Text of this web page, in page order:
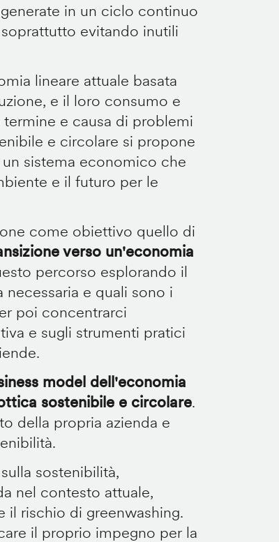
in un ciclo continuo
evitando inutili
lineare attuale basata
e il loro consumo e
e causa di problemi
e circolare si propone
sistema economico che
e il futuro per le
come obiettivo quello di
verso un'economia
percorso esplorando il
e quali sono i
poi concentrarci
e sugli strumenti pratici
model dell'economia
sostenibile e circolare.
della propria azienda e
sostenibilità,
nel contesto attuale,
il rischio di greenwashing.
il proprio impegno per la